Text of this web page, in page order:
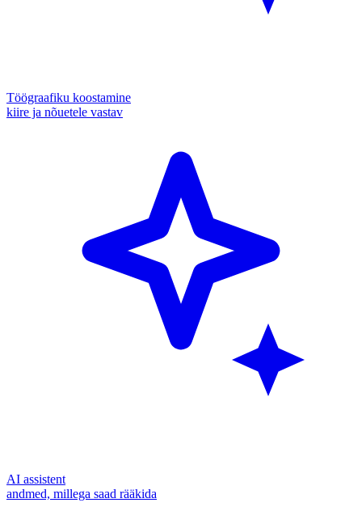
Töögraafiku koostamine
kiire ja nõuetele vastav
AI assistent
andmed, millega saad rääkida